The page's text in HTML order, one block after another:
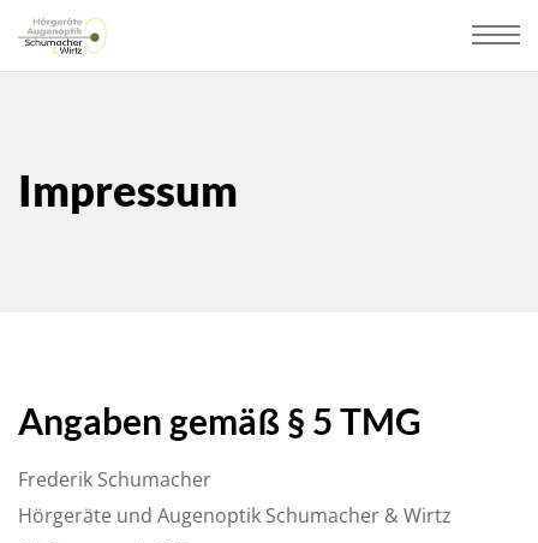
Impressum
Angaben gemäß § 5 TMG
Frederik Schumacher
Hörgeräte und Augenoptik Schumacher & Wirtz